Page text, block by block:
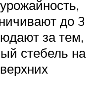
до 3
за тем,
стебель на